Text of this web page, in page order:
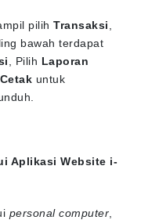
pilihTransaksi
bawah terdapat
, Pilih Laporan
Cetak untuk
Aplikasi Website i-
personal computer